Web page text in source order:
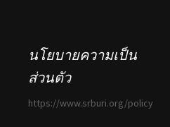
นโยบายความเป็น
ส่วนตัว
https://www.srburi.org/policy